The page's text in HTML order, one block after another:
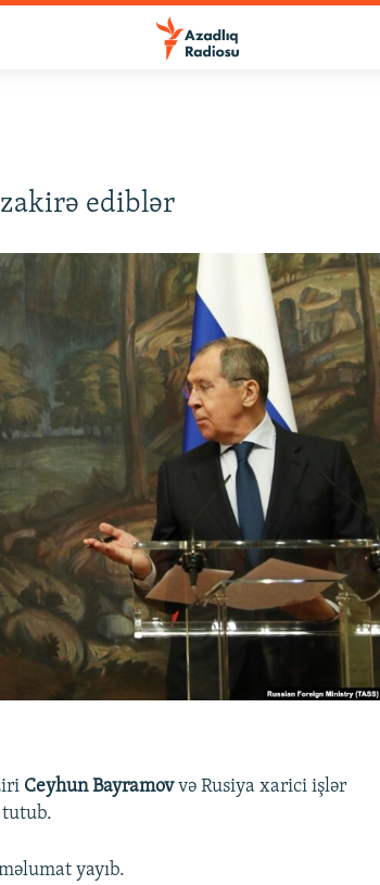
ediblər
Ceyhun Bayramovvə Rusiya xarici işlər
tutub.
yayıb.